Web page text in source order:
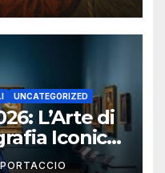
UNCATEGORIZED
L’Arte di
Iconica